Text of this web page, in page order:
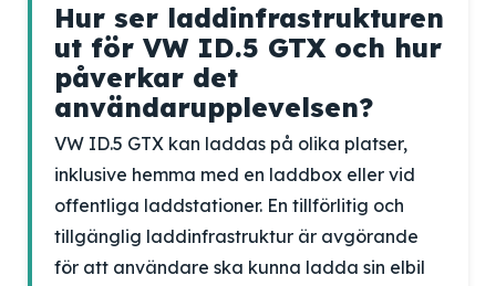
Hur ser laddinfrastrukturen
ut för VW ID.5 GTX och hur
påverkar det
användarupplevelsen?
VW ID.5 GTX kan laddas på olika platser,
inklusive hemma med en laddbox eller vid
offentliga laddstationer. En tillförlitig och
tillgänglig laddinfrastruktur är avgörande
för att användare ska kunna ladda sin elbil